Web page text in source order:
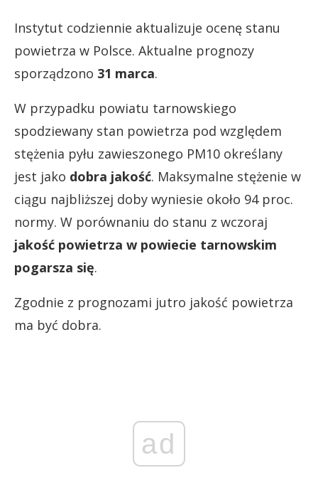
Instytut codziennie aktualizuje ocenę stanu
powietrza w Polsce. Aktualne prognozy
sporządzono 31 marca.
W przypadku powiatu tarnowskiego
spodziewany stan powietrza pod względem
stężenia pyłu zawieszonego PM10 określany
jest jako dobra jakość. Maksymalne stężenie w
ciągu najbliższej doby wyniesie około 94 proc.
normy. W porównaniu do stanu z wczoraj
jakość powietrza w powiecie tarnowskim
pogarsza się.
Zgodnie z prognozami jutro jakość powietrza
ma być dobra.
ad